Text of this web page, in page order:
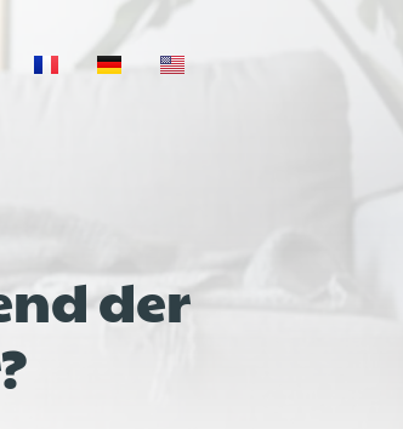
der